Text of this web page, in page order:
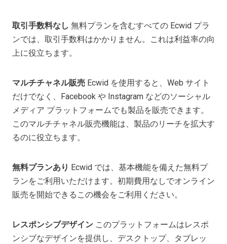
取引手数料なし 無料プランを含むすべての Ecwid プラ
ンでは、取引手数料はかかりません。これは利益率の向
上に役立ちます。
マルチチャネル販売 Ecwid を使用すると、Web サイト
だけでなく、Facebook や Instagram などのソーシャル
メディア プラットフォームでも製品を販売できます。
このマルチチャネル販売機能は、製品のリーチを拡大す
るのに役立ちます。
無料プランあり Ecwid では、基本機能を備えた無料プ
ランをご利用いただけます。初期費用なしでオンライン
販売を開始できるこの機会をご利用ください。
レスポンシブデザイン このプラットフォームはレスポ
ンシブなデザインを提供し、デスクトップ、タブレッ